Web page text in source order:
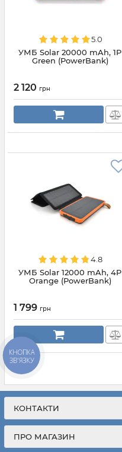
5.0
УМБ Solar 20000 mAh, 1P
Green (PowerBank)
2 120 грн
4.8
УМБ Solar 12000 mAh, 4P
Orange (PowerBank)
1 799 грн
КОНТАКТИ
ПРО МАГАЗИН
КНОПКА
ЗВ'ЯЗКУ